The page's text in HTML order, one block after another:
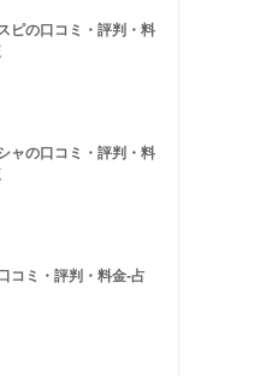
ピの口コミ・評判・料
ャの口コミ・評判・料
コミ・評判・料金-占